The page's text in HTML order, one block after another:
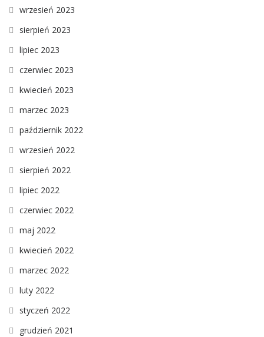
wrzesień 2023
sierpień 2023
lipiec 2023
czerwiec 2023
kwiecień 2023
marzec 2023
październik 2022
wrzesień 2022
sierpień 2022
lipiec 2022
czerwiec 2022
maj 2022
kwiecień 2022
marzec 2022
luty 2022
styczeń 2022
grudzień 2021